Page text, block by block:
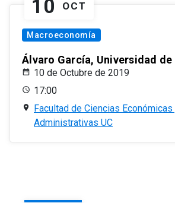
10 OCT
Macroeconomía
Álvaro García, Universidad de
10 de Octubre de 2019
17:00
Facultad de Ciencias Económicas
Administrativas UC